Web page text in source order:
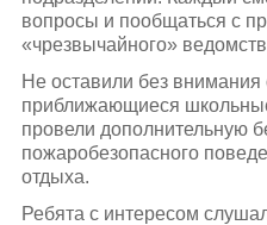
вопросы и пообщаться с
«чрезвычайного»
Не оставили без
приближающиеся
провели дополнительную
пожаробезопасного
отдыха.
Ребята с интересом